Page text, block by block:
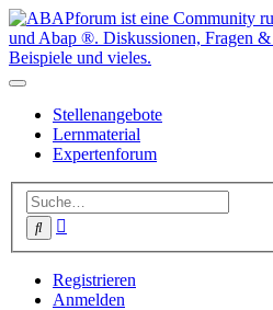
Stellenangebote
Lernmaterial
Expertenforum
Suche
Registrieren
Anmelden